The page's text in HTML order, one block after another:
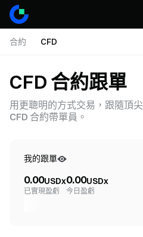
合約 CFD
CFD 合約跟單
用更聰明的方式交易，跟隨頂尖
CFD 合約帶單員。
我的跟單
0.00USDx
已實現盈虧
0.00USDx
今日盈虧